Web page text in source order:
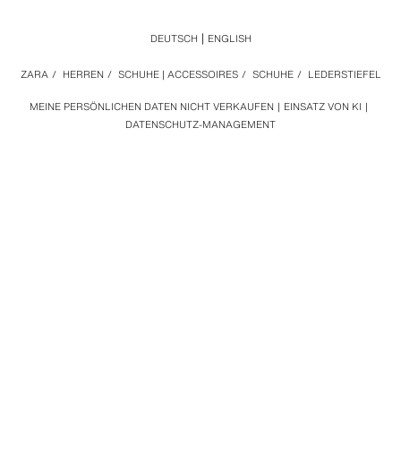
MEINE PERSÖNLICHEN DATEN NICHT VERKAUFEN
EINSATZ VON KI
DATENSCHUTZ-MANAGEMENT
ZARA / HERREN / SCHUHE | ACCESSOIRES / SCHUHE / LEDERSTIEFEL
DEUTSCH ENGLISH